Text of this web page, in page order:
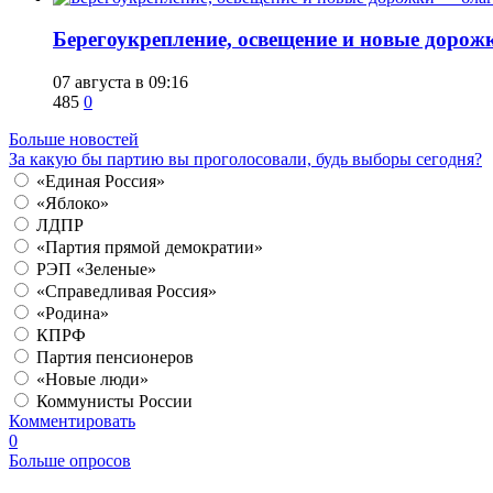
Берегоукрепление, освещение и новые
07 августа в 09:16
485 0
Больше новостей
За какую бы партию вы проголосовали, будь выборы сегодня?
«Единая Россия»
«Яблоко»
ЛДПР
«Партия прямой демократии»
РЭП «Зеленые»
«Справедливая Россия»
«Родина»
КПРФ
Партия пенсионеров
«Новые люди»
Коммунисты России
Комментировать
0
Больше опросов